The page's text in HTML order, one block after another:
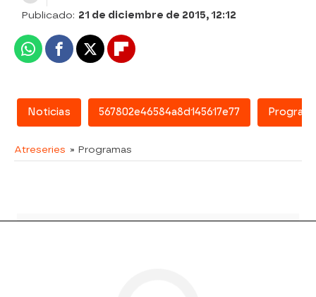
Publicado: 21 de diciembre de 2015, 12:12
WhatsappFacebook
X Flipboard
Noticias 567802e46584a8d145617e77
Atreseries » Programas